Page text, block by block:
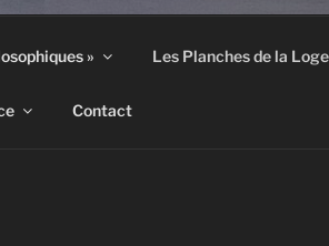
» Les Planches de la Loge
Contact